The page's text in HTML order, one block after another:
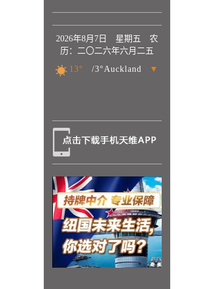
2026年8月7日 星期五 农
历：二〇二六年六月二五
13°
/3°Auckland ▼